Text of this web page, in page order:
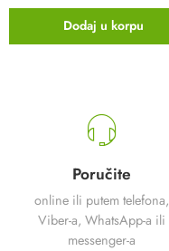
Dodaj u korpu
Poručite
online ili putem telefona,
Viber-a, WhatsApp-a ili
messenger-a